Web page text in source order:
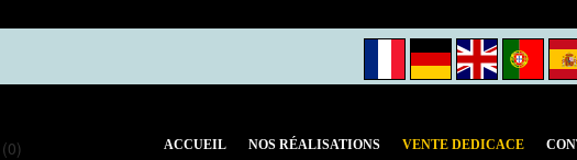
(0) Panier (0)
ACCUEIL NOS RÉALISATIONS VENTE DEDICACE